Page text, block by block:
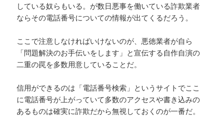
している奴らもいる。が数日悪事を働いている詐欺業者
ならその電話番号についての情報が出てくるだろう。
ここで注意しなければいけないのが、悪徳業者が自ら
「問題解決のお手伝いをします」と宣伝する自作自演の
二重の罠を多数用意していることだ。
信用ができるのは「電話番号検索」というサイトでここ
に電話番号が上がっていて多数のアクセスや書き込みの
あるものは確実に詐欺だから無視しておくのが一番だ。